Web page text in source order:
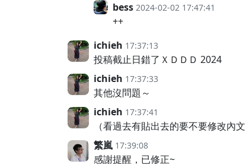
bess 2024-02-02 17:47:41
++
ichieh 17:37:13
投稿截止日錯了ＸＤＤＤ 2024
ichieh 17:37:33
其他沒問題～
ichieh 17:37:41
（看過去有貼出去的要不要修改內文
繁嵐 17:39:08
感謝提醒，已修正~